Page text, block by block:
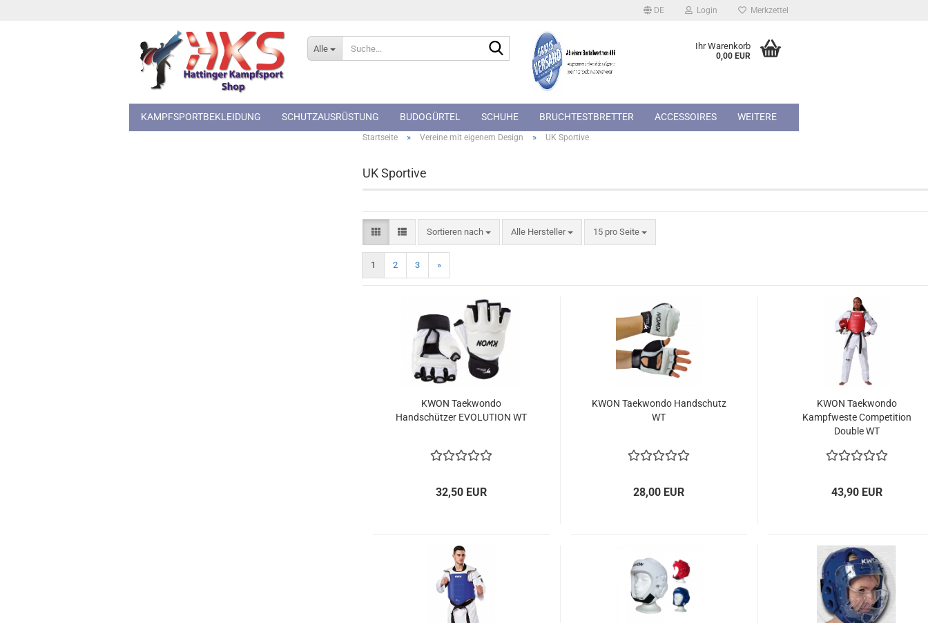
DE Login Merkzettel
Alle
Suche... Ihr Warenkorb
0,00 EUR
KAMPFSPORTBEKLEIDUNG SCHUTZAUSRÜSTUNG BUDOGÜRTEL SCHUHE BRUCHTESTBRETTER ACCESSOIRES WEITERE
Startseite » Vereine mit eigenem Design » UK Sportive
UK Sportive
Sortieren nach
Sortieren nach Alle Hersteller 15 pro Seite
pro Seite
1 2 3 »
KWON Taekwondo
Handschützer EVOLUTION WT
32,50 EUR
KWON Taekwondo Handschutz
WT
28,00 EUR
KWON Taekwondo
Kampfweste Competition
Double WT
43,90 EUR